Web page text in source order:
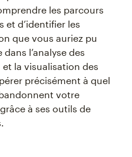
les parcours
et d’identifier les
que vous auriez pu
l’analyse des
la visualisation des
précisément à quel
votre
à ses outils de